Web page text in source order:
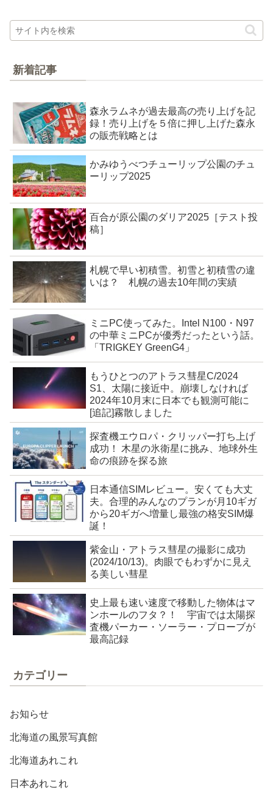
新着記事
森永ラムネが過去最高の売り上げを記
録！売り上げを５倍に押し上げた森永
の販売戦略とは
かみゆうべつチューリップ公園のチュ
ーリップ2025
百合が原公園のダリア2025［テスト投
稿］
札幌で早い初積雪。初雪と初積雪の違
いは？ 札幌の過去10年間の実績
ミニPC使ってみた。Intel N100・N97
の中華ミニPCが優秀だったという話。
「TRIGKEY GreenG4」
もうひとつのアトラス彗星C/2024
S1、太陽に接近中。崩壊しなければ
2024年10月末に日本でも観測可能に
[追記]霧散しました
探査機エウロパ・クリッパー打ち上げ
成功！ 木星の氷衛星に挑み、地球外生
命の痕跡を探る旅
日本通信SIMレビュー。安くても大丈
夫。合理的みんなのプランが月10ギガ
から20ギガへ増量し最強の格安SIM爆
誕！
紫金山・アトラス彗星の撮影に成功
(2024/10/13)。肉眼でもわずかに見え
る美しい彗星
史上最も速い速度で移動した物体はマ
ンホールのフタ？！ 宇宙では太陽探
査機パーカー・ソーラー・プローブが
最高記録
カテゴリー
お知らせ
北海道の風景写真館
北海道あれこれ
日本あれこれ